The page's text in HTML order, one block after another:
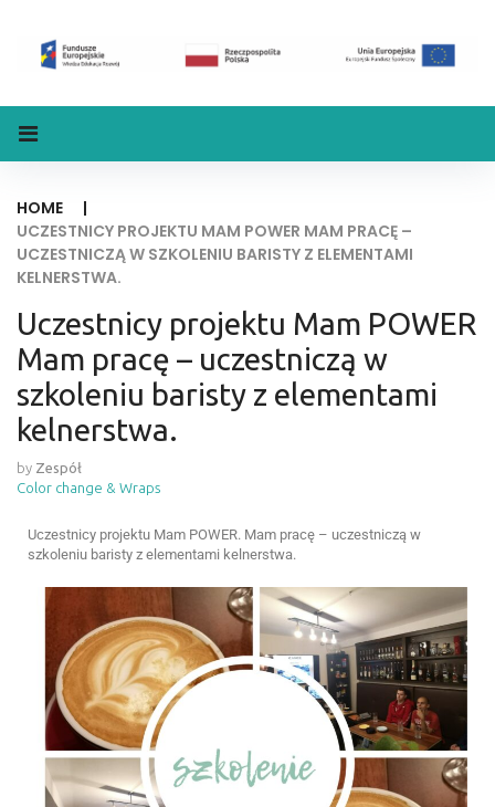
HOME
|
UCZESTNICY PROJEKTU MAM POWER MAM PRACĘ –
UCZESTNICZĄ W SZKOLENIU BARISTY Z ELEMENTAMI
KELNERSTWA.
Uczestnicy projektu Mam POWER
Mam pracę – uczestniczą w
szkoleniu baristy z elementami
kelnerstwa.
by Zespół
Color change & Wraps
Uczestnicy projektu Mam POWER. Mam pracę – uczestniczą w
szkoleniu baristy z elementami kelnerstwa.